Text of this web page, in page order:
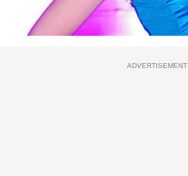
ADVERTISEMENT